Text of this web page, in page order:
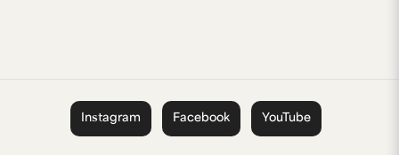
Instagram Facebook YouTube